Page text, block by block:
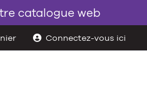
catalogue web
Connectez-vous ici